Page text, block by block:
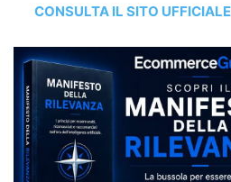
CONSULTA IL SITO